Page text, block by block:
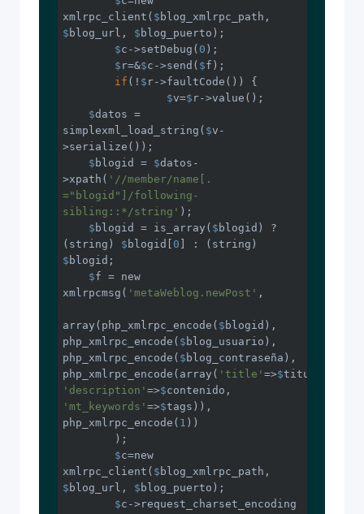
xmlrpc_client( $
$ blog_url, $ blog_puerto);
$c->setDebug( 0 );
$ r=&$c->send( $f);
if (! $ r->faultCode()) {
$v=$ r->value();
$datos =
simplexml_load_string( $v-
>serialize());
$ blogid = $datos-
>xpath( '//member/name[.
="blogid"]/following-
sibling::*/string' );
$ blogid = is_array( $ blogid) ?
(string) $ blogid[ 0
$ blogid;
$f = new
xmlrpcmsg( 'metaWeblog.newPost' ,
array(php_xmlrpc_encode( $ blogid),
php_xmlrpc_encode( $ blog_usuario),
php_xmlrpc_encode( $ blog_contraseña),
php_xmlrpc_encode(array( 'title' =>$
'description' =>$
'mt_keywords' =>$tags)),
php_xmlrpc_encode( 1 ))
$c=new
xmlrpc_client( $
$ blog_url, $ blog_puerto);
$c->request_charset_encoding